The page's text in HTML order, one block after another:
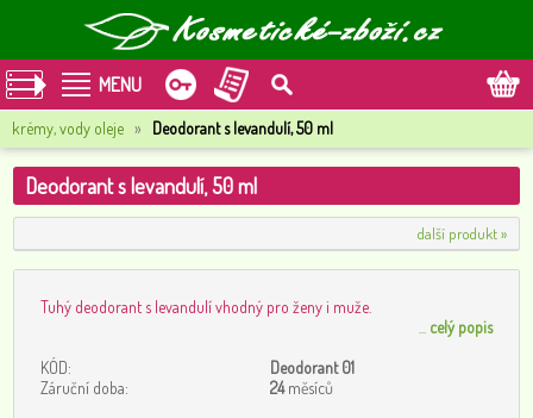
MENU
krémy, vody oleje » Deodorant s levandulí, 50 ml
Deodorant s levandulí, 50 ml
další produkt »
Tuhý deodorant s levandulí vhodný pro ženy i muže.
celý popis
KÓD:
Deodorant 01
Záruční doba:
24měsíců